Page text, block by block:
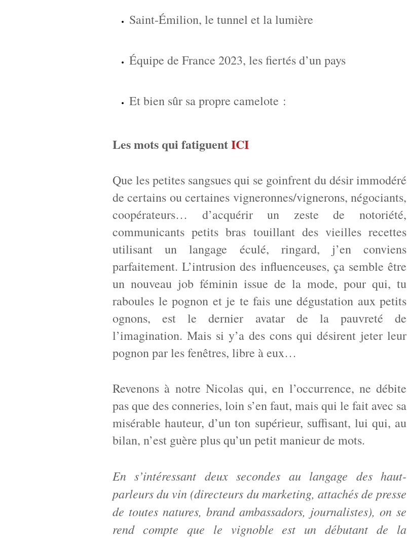
Saint-Émilion, le tunnel et la lumière
Équipe de France 2023, les fiertés d’un pays
Et bien sûr sa propre camelote :
Les mots qui fatiguentICI
Que les petites sangsues qui se goinfrent du désir immodéré
de certains ou certaines vigneronnes/vignerons, négociants,
coopérateurs… d’acquérir un zeste de notoriété,
communicants petits bras touillant des vieilles recettes
utilisant un langage éculé, ringard, j’en conviens
parfaitement. L’intrusion des influenceuses, ça semble être
un nouveau job féminin issue de la mode, pour qui, tu
raboules le pognon et je te fais une dégustation aux petits
ognons, est le dernier avatar de la pauvreté de
l’imagination. Mais si y’a des cons qui désirent jeter leur
pognon par les fenêtres, libre à eux…
Revenons à notre Nicolas qui, en l’occurrence, ne débite
pas que des conneries, loin s’en faut, mais qui le fait avec sa
misérable hauteur, d’un ton supérieur, suffisant, lui qui, au
bilan, n’est guère plus qu’un petit manieur de mots.
En s’intéressant deux secondes au langage des haut-
parleurs du vin (directeurs du marketing, attachés de presse
de toutes natures, brand ambassadors, journalistes), on se
rend compte que le vignoble est un débutant de la